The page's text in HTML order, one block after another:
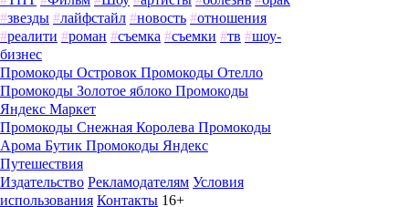
#звезды #лайфстайл #новость #отношения
#реалити #роман #съемка #съемки #тв #шоу-
бизнес
Промокоды Островок Промокоды Отелло
Промокоды Золотое яблоко Промокоды
Яндекс Маркет
Промокоды Снежная Королева Промокоды
Арома Бутик Промокоды Яндекс
Путешествия
Издательство Рекламодателям Условия
использования Контакты 16+